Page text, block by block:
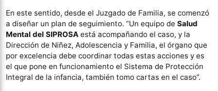
En este sentido, desde el Juzgado de Familia, se comenzó
a diseñar un plan de seguimiento. “Un equipo de Salud
Mental del SIPROSA está acompañando el caso, y la
Dirección de Niñez, Adolescencia y Familia, el órgano que
por excelencia debe coordinar todas estas acciones y es
el que pone en funcionamiento el Sistema de Protección
Integral de la infancia, también tomo cartas en el caso”.